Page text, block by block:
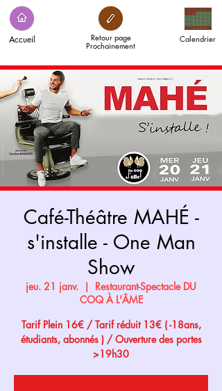
Accueil Calendrier
Retour page
Prochainement
Café-Théâtre MAHÉ -
s'installe - One Man
Show
jeu. 21 janv.
  |
Restaurant-Spectacle DU
COQ À L'ÂME
Tarif Plein 16€ / Tarif réduit 13€ ( -18ans,
étudiants, abonnés ) / Ouverture des portes
>19h30